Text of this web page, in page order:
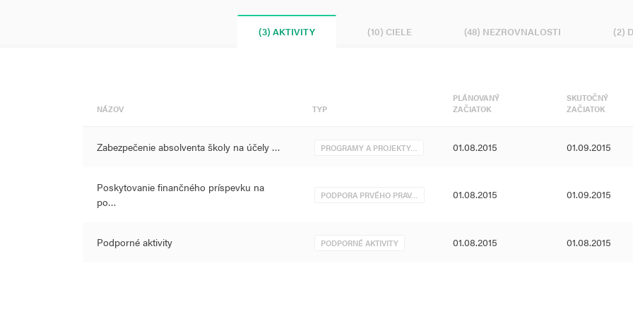
(3) AKTIVITY (10) CIELE (48) NEZROVNALOSTI (2)
NÁZOV TYP
PLÁNOVANÝ
ZAČIATOK
SKUTOČNÝ
ZAČIATOK
Zabezpečenie absolventa školy na účely … PROGRAMY A PROJEKTY… 01.08.2015 01.09.2015
Poskytovanie finančného príspevku na
po…
PODPORA PRVÉHO PRAV… 01.08.2015 01.09.2015
Podporné aktivity PODPORNÉ AKTIVITY 01.08.2015 01.08.2015